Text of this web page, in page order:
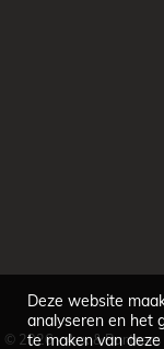
© 2026 - Acx &
Deze website
analyseren en het
te maken van